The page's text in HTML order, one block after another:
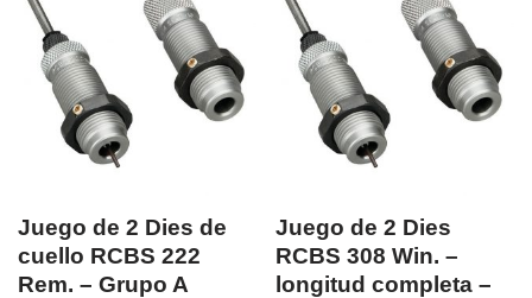
Juego de 2 Dies de
cuello RCBS 222
Rem. – Grupo A
Juego de 2 Dies
RCBS 308 Win. –
longitud completa –